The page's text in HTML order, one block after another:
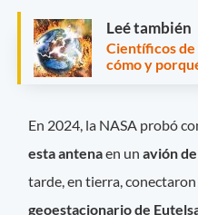
Leé también
Científicos de
cómo y
En 2024, la NASA probó
esta antenaen unavión
tarde, en tierra,
geoestacionario de